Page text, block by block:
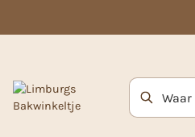
Zoekterm